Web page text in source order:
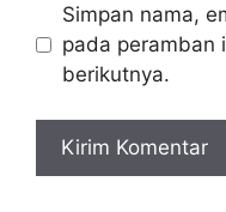
Simpan nama,
pada peramban
berikutnya.